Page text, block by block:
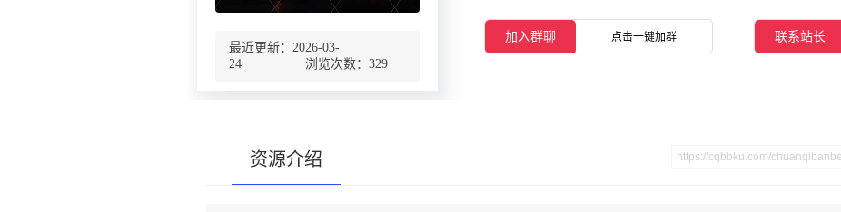
最近更新：2026-03-
24 浏览次数： 329
加入群聊 点击一键加群 联系站长
资源介绍